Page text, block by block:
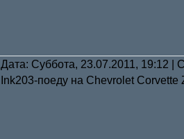
Дата: Суббота, 23.07.2011, 19:12 |
Ink203-поеду на Chevrolet Corvette